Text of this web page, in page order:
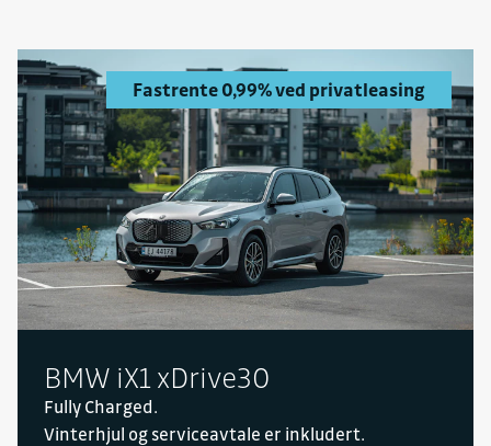
Fastrente 0,99% ved privatleasing
BMW iX1 xDrive30
Fully Charged.
Vinterhjul og serviceavtale er inkludert.